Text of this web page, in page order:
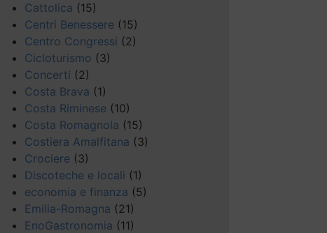
Cattolica (15)
Centri Benessere (15)
Centro Congressi (2)
Cicloturismo (3)
Concerti (2)
Costa Brava (1)
Costa Riminese (10)
Costa Romagnola (15)
Costiera Amalfitana (3)
Crociere (3)
Discoteche e locali (1)
economia e finanza (5)
Emilia-Romagna (21)
EnoGastronomia (11)